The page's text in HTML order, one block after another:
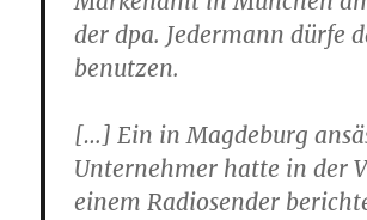
der dpa. Jedermann dürfe
benutzen.
[…] Ein in Magdeburg
Unternehmer hatte in der
einem Radiosender